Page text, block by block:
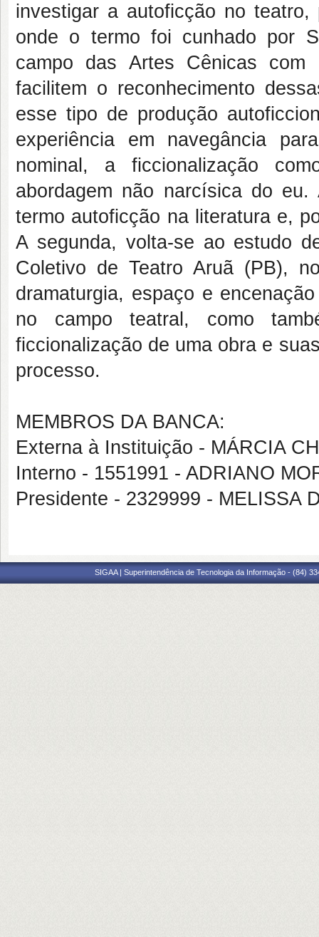
investigar a autoficção no
onde o termo foi cunhado por
campo das Artes Cênicas com
facilitem o reconhecimento
esse tipo de produção
experiência em navegância
nominal, a ficcionalização
abordagem não narcísica do
termo autoficção na literatura e,
A segunda, volta-se ao estudo
Coletivo de Teatro Aruã (PB),
dramaturgia, espaço e
no campo teatral, como
ficcionalização de uma obra e
processo.
MEMBROS DA BANCA:
Externa à Instituição - MÁRCIA
Interno - 1551991 - ADRIANO
Presidente - 2329999 - MELISSA
SIGAA | Superintendência de Tecnologia da Informação - (84)